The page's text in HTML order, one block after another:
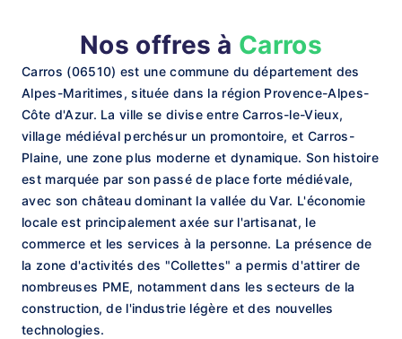
Nos offres à Carros
Carros (06510) est une commune du département des
Alpes-Maritimes, située dans la région Provence-Alpes-
Côte d'Azur. La ville se divise entre Carros-le-Vieux,
village médiéval perchésur un promontoire, et Carros-
Plaine, une zone plus moderne et dynamique. Son histoire
est marquée par son passé de place forte médiévale,
avec son château dominant la vallée du Var. L'économie
locale est principalement axée sur l'artisanat, le
commerce et les services à la personne. La présence de
la zone d'activités des "Collettes" a permis d'attirer de
nombreuses PME, notamment dans les secteurs de la
construction, de l'industrie légère et des nouvelles
technologies.